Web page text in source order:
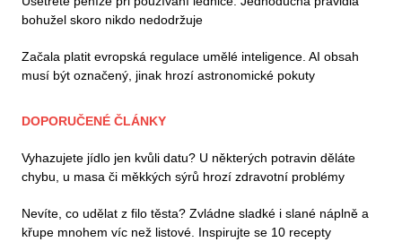
bohužel skoro nikdo nedodržuje
Začala platit evropská regulace umělé inteligence. AI obsah
musí být označený, jinak hrozí astronomické pokuty
DOPORUČENÉ ČLÁNKY
Vyhazujete jídlo jen kvůli datu? U některých potravin děláte
chybu, u masa či měkkých sýrů hrozí zdravotní problémy
Nevíte, co udělat z filo těsta? Zvládne sladké i slané náplně a
křupe mnohem víc než listové. Inspirujte se 10 recepty